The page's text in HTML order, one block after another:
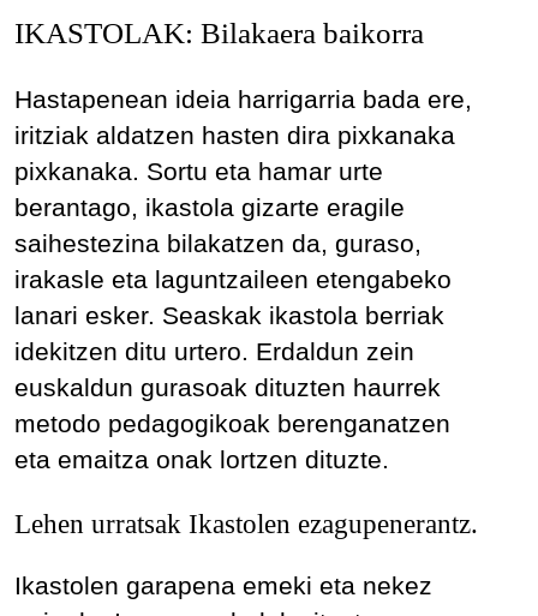
IKASTOLAK: Bilakaera baikorra
Hastapenean ideia harrigarria bada ere,
iritziak aldatzen hasten dira pixkanaka
pixkanaka. Sortu eta hamar urte
berantago, ikastola gizarte eragile
saihestezina bilakatzen da, guraso,
irakasle eta laguntzaileen etengabeko
lanari esker. Seaskak ikastola berriak
idekitzen ditu urtero. Erdaldun zein
euskaldun gurasoak dituzten haurrek
metodo pedagogikoak berenganatzen
eta emaitza onak lortzen dituzte.
Lehen urratsak Ikastolen ezagupenerantz.
Ikastolen garapena emeki eta nekez